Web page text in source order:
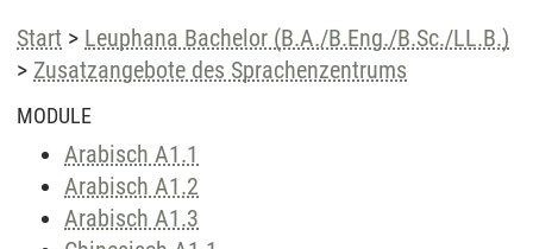
Start > Leuphana Bachelor (B.A./B.Eng./B.Sc./LL.B.)
> Zusatzangebote des Sprachenzentrums
MODULE
Arabisch A1.1
Arabisch A1.2
Arabisch A1.3